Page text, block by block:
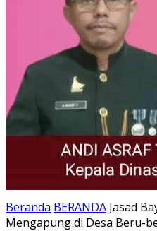
Beranda BERANDA Jasad
Mengapung di Desa Beru-